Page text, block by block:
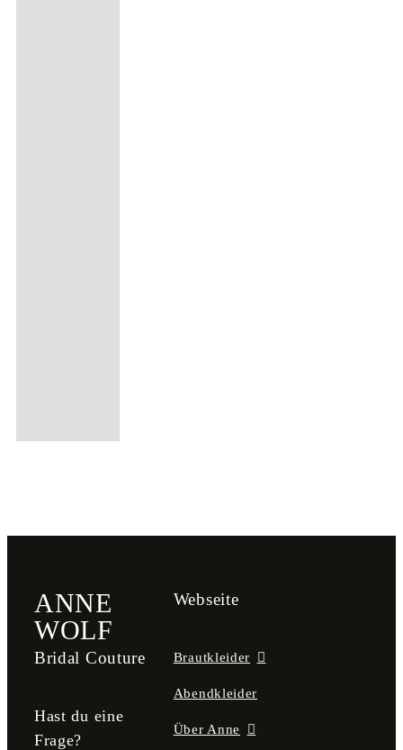
ANNE
WOLF
Bridal Couture
Hast du eine
Frage?
Webseite
Brautkleider
Abendkleider
Über Anne